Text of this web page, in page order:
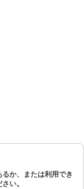
か、または利用でき
い。